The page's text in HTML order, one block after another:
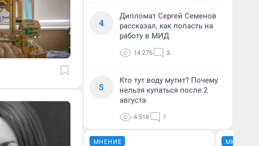
4
Дипломат Сергей Семенов
рассказал, как попасть на
работу в МИД
14 276 3
5
Кто тут воду мутит? Почему
нельзя купаться после 2
августа
4 518 1
МНЕНИЕ МНЕНИЕ